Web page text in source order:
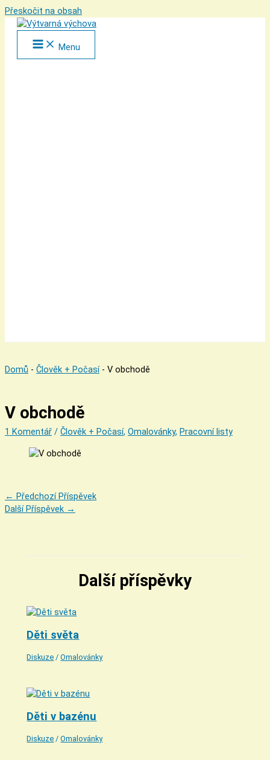
Přeskočit na obsah
Menu
Domů - Člověk + Počasí- V obchodě
V obchodě
1 Komentář / Člověk + Počasí, Omalovánky, Pracovní listy
← Předchozí Příspěvek
Další Příspěvek →
Další příspěvky
Děti světa
Diskuze /Omalovánky
Děti v bazénu
Diskuze /Omalovánky